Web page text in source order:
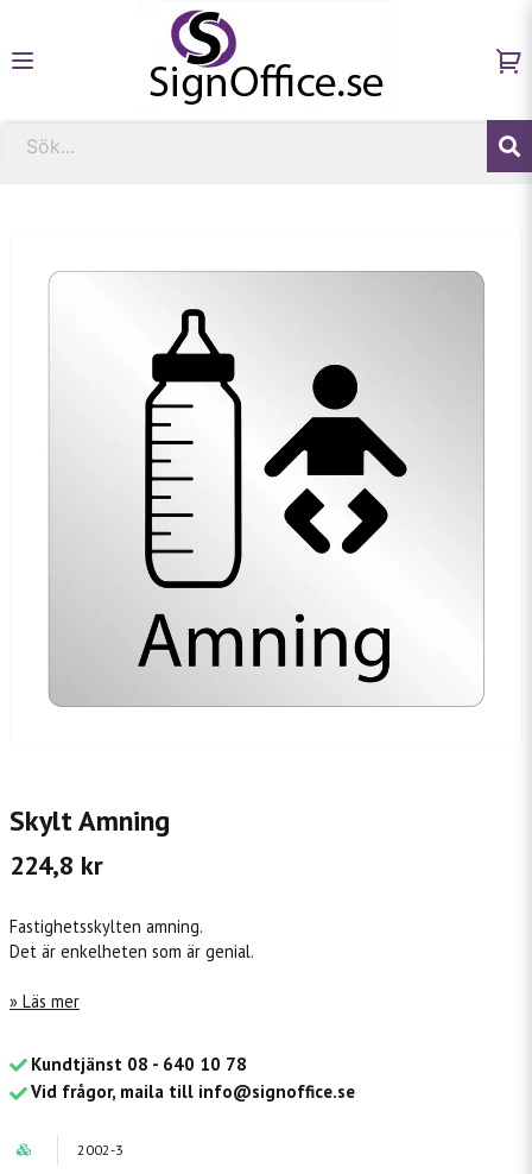
Skylt Amning
224,8 kr
Fastighetsskylten amning.
Det är enkelheten som är genial.
Läs mer
Kundtjänst 08 - 640 10 78
Vid frågor, maila till info@signoffice.se
2002-3